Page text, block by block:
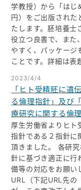
学教授）から「は
円）をご出版された
たします。胚培養士
役立つ良書で、また
やすく、パッケージ
ことです。詳細は表
2023/4/4
「ヒト受精胚に遺
る倫理指針」及び
療研究に関する倫
厚生労働省よりヒト
指針である２指針に
頂きました。 各研
針に基づき適正に行
備等の対応をお願い
URL（下記URL先の